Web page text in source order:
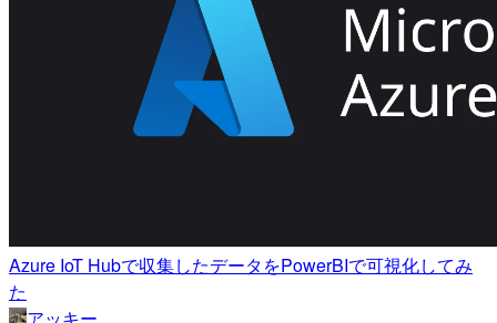
Azure IoT Hubで収集したデータをPowerBIで可視化してみ
た
アッキー